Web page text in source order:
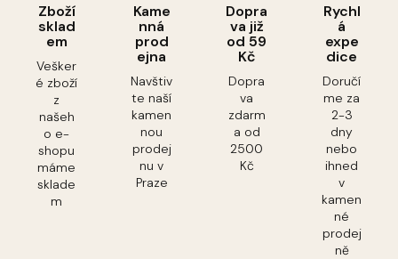
Zboží
sklad
em
Vešker
é zboží
z
našeh
o e-
shopu
máme
sklade
m
Kame
nná
prod
ejna
Navštiv
te naší
kamen
nou
prodej
nu v
Praze
Dopra
va již
od 59
Kč
Dopra
va
zdarm
a od
2500
Kč
Rychl
á
expe
dice
Doručí
me za
2-3
dny
nebo
ihned
v
kamen
né
prodej
ně